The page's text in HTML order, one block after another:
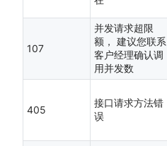
107
并发请求超限
额， 建议您联系
客户经理确认调
用并发数
405
接口请求方法错
误